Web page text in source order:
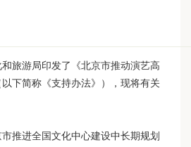
旅游局印发了《北京市推动演艺高
下简称《支持办法》），现将有关
推进全国文化中心建设中长期规划